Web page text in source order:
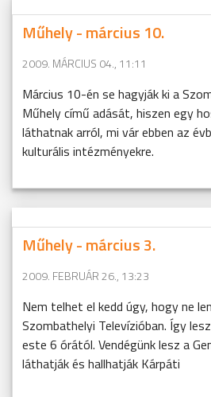
Műhely - március 10.
2009. MÁRCIUS 04., 11:11
Március 10-én se hagyják ki a
Műhely című adását, hiszen egy
láthatnak arról, mi vár ebben az
kulturális intézményekre.
Műhely - március 3.
2009. FEBRUÁR 26., 13:23
Nem telhet el kedd úgy, hogy ne
Szombathelyi Televízióban. Így
este 6 órától. Vendégünk lesz a
láthatják és hallhatják Kárpáti